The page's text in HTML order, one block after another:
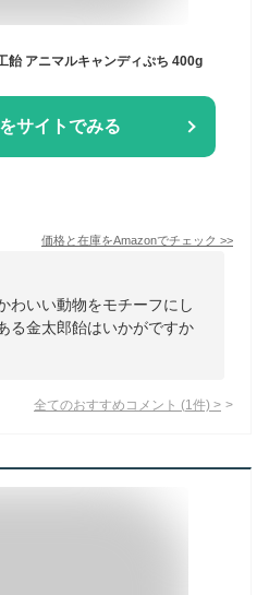
飴 アニマルキャンディぷち 400g
サイトでみる
価格と在庫をAmazonでチェック >>
わいい動物をモチーフにし
る金太郎飴はいかがですか
全てのおすすめコメント (1 件) >